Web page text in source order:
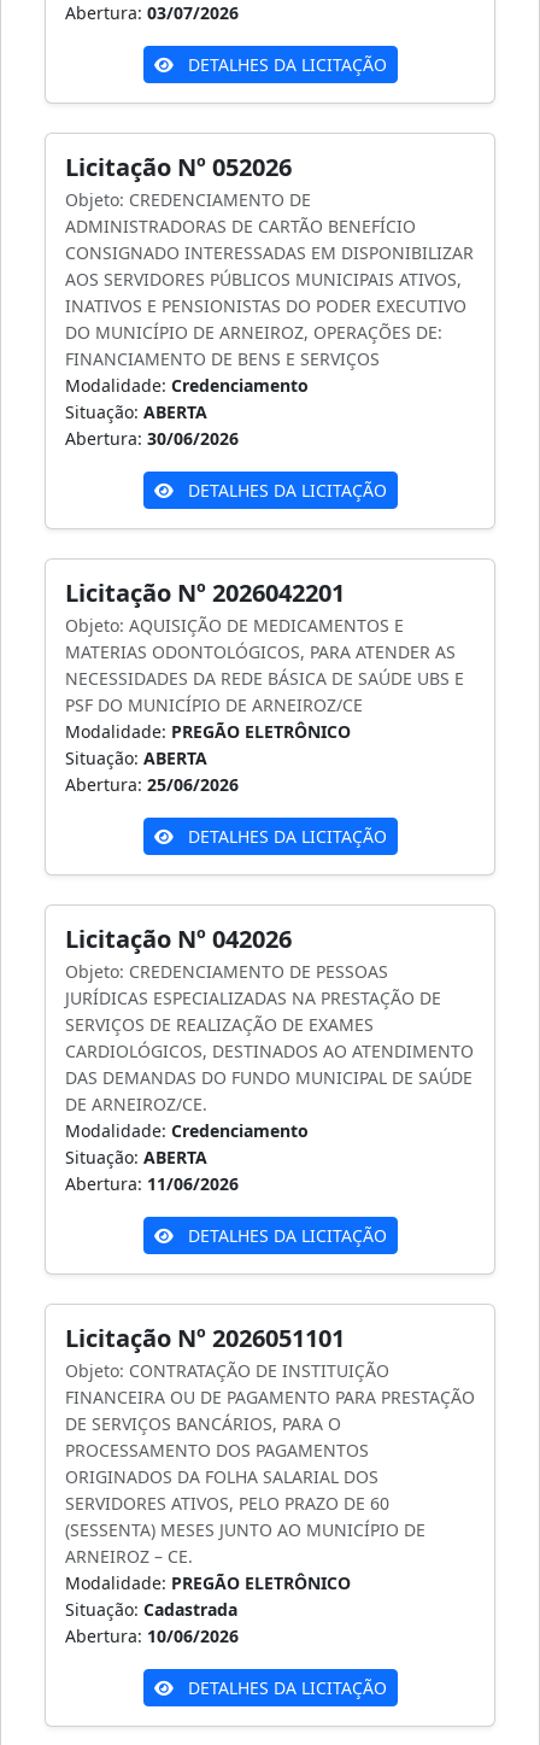
Abertura: 03/07/2026
DETALHES DA LICITAÇÃO
Licitação Nº 052026
Objeto: CREDENCIAMENTO DE
ADMINISTRADORAS DE CARTÃO BENEFÍCIO
CONSIGNADO INTERESSADAS EM DISPONIBILIZAR
AOS SERVIDORES PÚBLICOS MUNICIPAIS ATIVOS,
INATIVOS E PENSIONISTAS DO PODER EXECUTIVO
DO MUNICÍPIO DE ARNEIROZ, OPERAÇÕES DE:
FINANCIAMENTO DE BENS E SERVIÇOS
Modalidade: Credenciamento
Situação: ABERTA
Abertura: 30/06/2026
DETALHES DA LICITAÇÃO
Licitação Nº 2026042201
Objeto: AQUISIÇÃO DE MEDICAMENTOS E
MATERIAS ODONTOLÓGICOS, PARA ATENDER AS
NECESSIDADES DA REDE BÁSICA DE SAÚDE UBS E
PSF DO MUNICÍPIO DE ARNEIROZ/CE
Modalidade: PREGÃO ELETRÔNICO
Situação: ABERTA
Abertura: 25/06/2026
DETALHES DA LICITAÇÃO
Licitação Nº 042026
Objeto: CREDENCIAMENTO DE PESSOAS
JURÍDICAS ESPECIALIZADAS NA PRESTAÇÃO DE
SERVIÇOS DE REALIZAÇÃO DE EXAMES
CARDIOLÓGICOS, DESTINADOS AO ATENDIMENTO
DAS DEMANDAS DO FUNDO MUNICIPAL DE SAÚDE
DE ARNEIROZ/CE.
Modalidade: Credenciamento
Situação: ABERTA
Abertura: 11/06/2026
DETALHES DA LICITAÇÃO
Licitação Nº 2026051101
Objeto: CONTRATAÇÃO DE INSTITUIÇÃO
FINANCEIRA OU DE PAGAMENTO PARA PRESTAÇÃO
DE SERVIÇOS BANCÁRIOS, PARA O
PROCESSAMENTO DOS PAGAMENTOS
ORIGINADOS DA FOLHA SALARIAL DOS
SERVIDORES ATIVOS, PELO PRAZO DE 60
(SESSENTA) MESES JUNTO AO MUNICÍPIO DE
ARNEIROZ – CE.
Modalidade: PREGÃO ELETRÔNICO
Situação: Cadastrada
Abertura: 10/06/2026
DETALHES DA LICITAÇÃO